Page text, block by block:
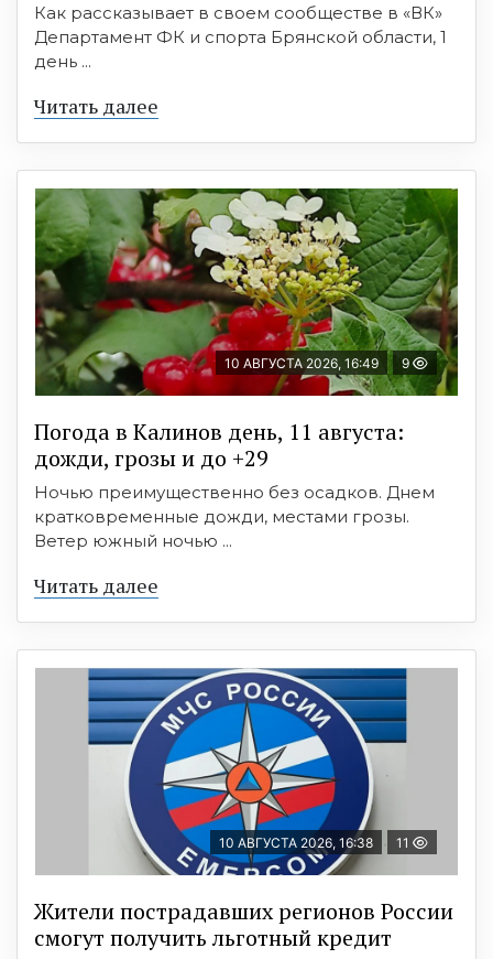
Как рассказывает в своем сообществе в «ВК»
Департамент ФК и спорта Брянской области, 1
день ...
Читать далее
10 АВГУСТА 2026, 16:49 9
Погода в Калинов день, 11 августа:
дожди, грозы и до +29
Ночью преимущественно без осадков. Днем
кратковременные дожди, местами грозы.
Ветер южный ночью ...
Читать далее
10 АВГУСТА 2026, 16:38 11
Жители пострадавших регионов России
смогут получить льготный кредит